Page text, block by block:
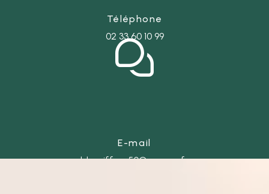
Téléphone
02 33 60 10 99
E-mail
ld-coiffure50@orange.fr